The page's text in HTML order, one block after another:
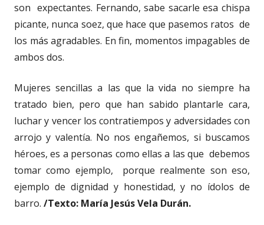
son expectantes. Fernando, sabe sacarle esa chispa
picante, nunca soez, que hace que pasemos ratos de
los más agradables. En fin, momentos impagables de
ambos dos.
Mujeres sencillas a las que la vida no siempre ha
tratado bien, pero que han sabido plantarle cara,
luchar y vencer los contratiempos y adversidades con
arrojo y valentía. No nos engañemos, si buscamos
héroes, es a personas como ellas a las que debemos
tomar como ejemplo, porque realmente son eso,
ejemplo de dignidad y honestidad, y no ídolos de
barro. /Texto: María Jesús Vela Durán.